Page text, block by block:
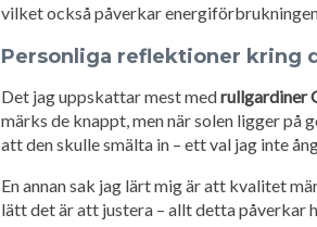
vilket också påverkar
Personliga reflektioner kring
Det jag uppskattar mest medrullgardiner
märks de knappt, men när solen ligger på
att den skulle smälta in – ett val jag inte
En annan sak jag lärt mig är att kvalitet
lätt det är att justera – allt detta påverkar